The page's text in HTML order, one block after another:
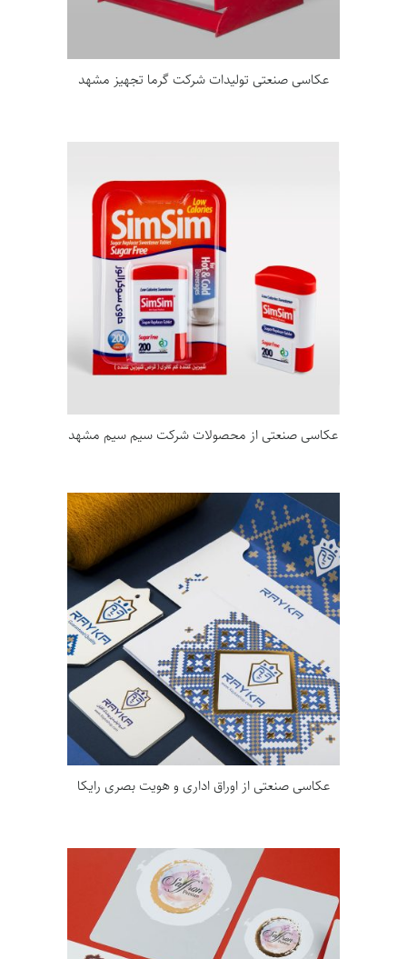
عکاسی صنعتی تولیدات شرکت گرما تجهیز مشهد
عکاسی صنعتی از محصولات شرکت سیم سیم مشهد
عکاسی صنعتی از اوراق اداری و هویت بصری رایکا